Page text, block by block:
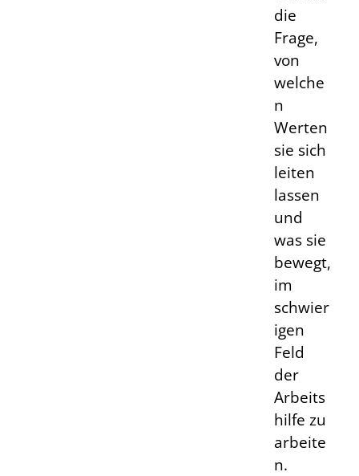
die
Frage,
von
welche
n
Werten
sie sich
leiten
lassen
und
was sie
bewegt,
im
schwier
igen
Feld
der
Arbeits
hilfe zu
arbeite
n.